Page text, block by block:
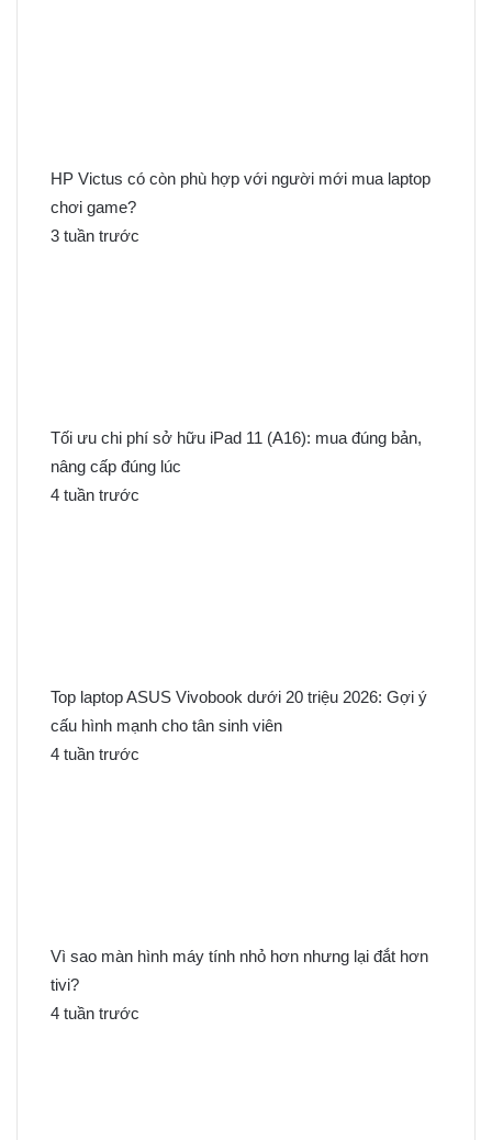
HP Victus có còn phù hợp với người mới mua laptop
chơi game?
3 tuần trước
Tối ưu chi phí sở hữu iPad 11 (A16): mua đúng bản,
nâng cấp đúng lúc
4 tuần trước
Top laptop ASUS Vivobook dưới 20 triệu 2026: Gợi ý
cấu hình mạnh cho tân sinh viên
4 tuần trước
Vì sao màn hình máy tính nhỏ hơn nhưng lại đắt hơn
tivi?
4 tuần trước